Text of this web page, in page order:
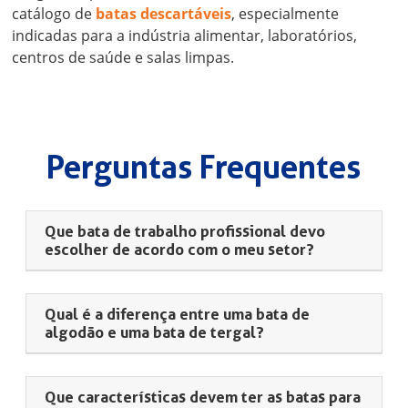
catálogo de batas descartáveis, especialmente
indicadas para a indústria alimentar, laboratórios,
centros de saúde e salas limpas.
Perguntas Frequentes
Que bata de trabalho profissional devo
escolher de acordo com o meu setor?
Qual é a diferença entre uma bata de
algodão e uma bata de tergal?
Que características devem ter as batas para